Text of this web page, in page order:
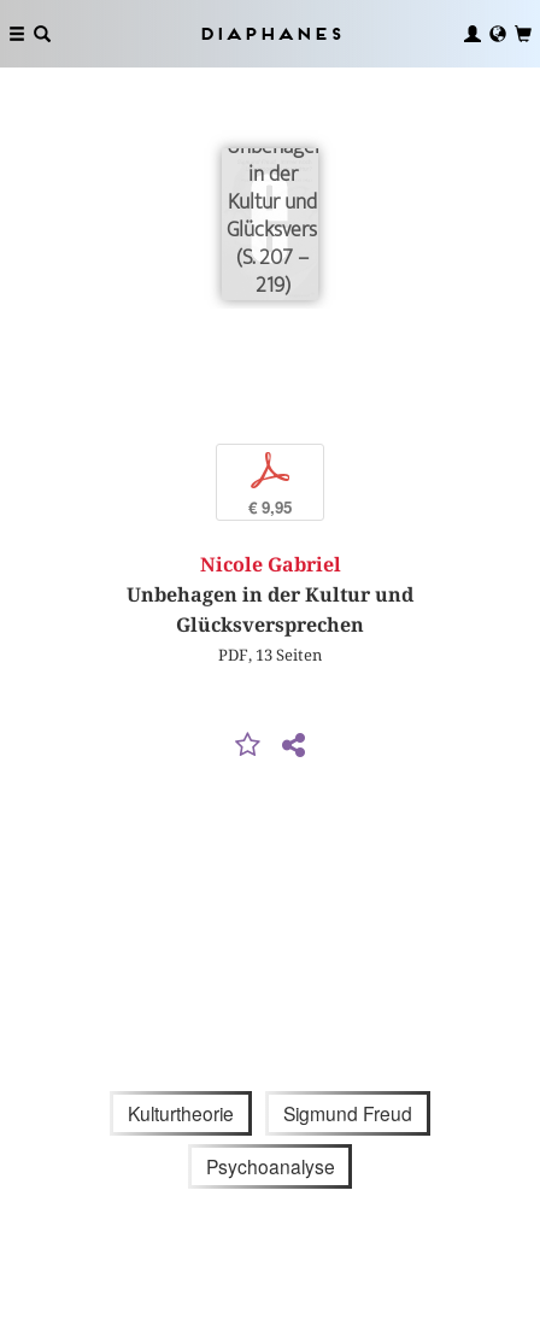
Diaphanes
Unbehagen
in der
Kultur und
Glücksversprechen
(S. 207 –
219)
p
€ 9,95
Nicole Gabriel
Unbehagen in der Kultur und
Glücksversprechen
PDF, 13 Seiten
Kulturtheorie Sigmund Freud
Psychoanalyse